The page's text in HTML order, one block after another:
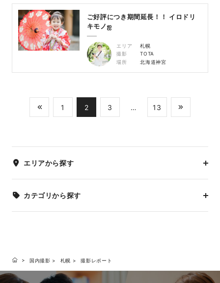
ご好評につき期間延長！！ イロドリ
キモノஐ
エリア
札幌
撮影
TOTA
場所
北海道神宮
1 2 3 … 13
エリアから探す
カテゴリから探す
国内撮影 札幌 撮影レポート